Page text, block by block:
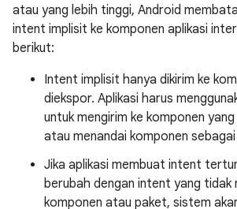
atau yang lebih tinggi, Android
intent implisit ke komponen aplikasi
berikut:
Intent implisit hanya dikirim ke
diekspor. Aplikasi harus
untuk mengirim ke komponen
atau menandai komponen
Jika aplikasi membuat intent
berubah dengan intent yang tidak
komponen atau paket, sistem